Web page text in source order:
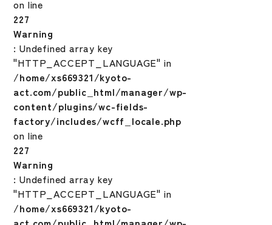
on line
227
Warning
: Undefined array key
"HTTP_ACCEPT_LANGUAGE" in
/home/xs669321/kyoto-
act.com/public_html/manager/wp-
content/plugins/wc-fields-
factory/includes/wcff_locale.php
on line
227
Warning
: Undefined array key
"HTTP_ACCEPT_LANGUAGE" in
/home/xs669321/kyoto-